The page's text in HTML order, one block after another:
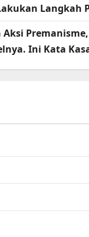
Langkah
Aksi
Ini Kata